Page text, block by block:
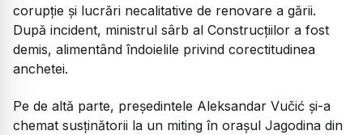
corupție și lucrări necalitative de renovare a gării.
După incident, ministrul sârb al Construcțiilor a fost
demis, alimentând îndoielile privind corectitudinea
anchetei.
Pe de altă parte, președintele Aleksandar Vučić și-a
chemat susținătorii la un miting în orașul Jagodina din